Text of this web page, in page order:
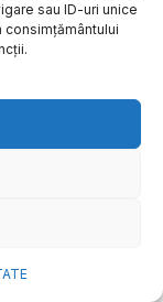
sau ID-uri unice
într-
o